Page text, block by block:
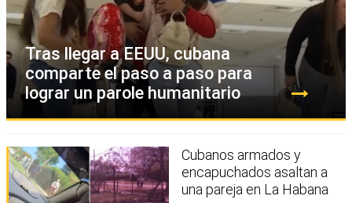
Tras llegar a EEUU, cubana
comparte el paso a paso para
lograr un parole humanitario
Cubanos armados y
encapuchados asaltan a
una pareja en La Habana